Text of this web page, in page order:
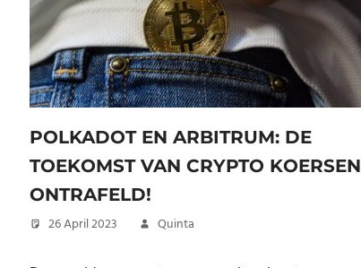
POLKADOT EN ARBITRUM: DE
TOEKOMST VAN CRYPTO KOERSEN
ONTRAFELD!
26 April 2023 Quinta